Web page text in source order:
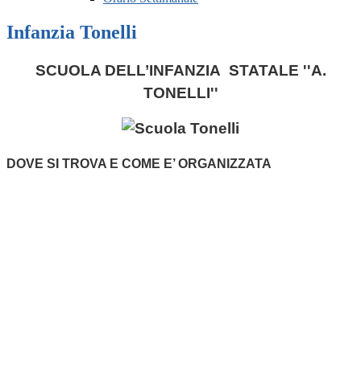
Infanzia Tonelli
SCUOLA DELL’INFANZIA STATALE ''A.
TONELLI''
DOVE SI TROVA E COME E’ ORGANIZZATA